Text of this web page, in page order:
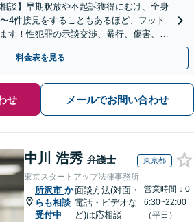
談】早期釈放や不起訴獲得にむけ、全身
4件接見をすることもあるほど、フット
す！性犯罪の示談交渉、暴行、傷害、窃
さい【電話・メール相談可】
料金表を見る
せ メールでお問い合わせ
中川 浩秀 弁護士 東京都
東京スタートアップ法律事務所
所沢市 か
らも相談
受付中
面談方法(対面・
電話・ビデオな
ど)は応相談
営業時間：0
6:30~22:00
（平日）